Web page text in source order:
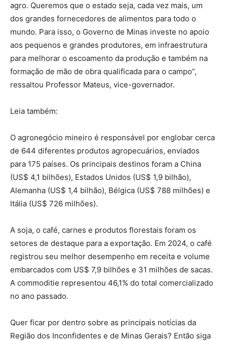
agro. Queremos que o estado seja, cada vez mais, um
dos grandes fornecedores de alimentos para todo o
mundo. Para isso, o Governo de Minas investe no apoio
aos pequenos e grandes produtores, em infraestrutura
para melhorar o escoamento da produção e também na
formação de mão de obra qualificada para o campo”,
ressaltou Professor Mateus, vice-governador.
Leia também:
O agronegócio mineiro é responsável por englobar cerca
de 644 diferentes produtos agropecuários, enviados
para 175 países. Os principais destinos foram a China
(US$ 4,1 bilhões), Estados Unidos (US$ 1,9 bilhão),
Alemanha (US$ 1,4 bilhão), Bélgica (US$ 788 milhões) e
Itália (US$ 726 milhões).
A soja, o café, carnes e produtos florestais foram os
setores de destaque para a exportação. Em 2024, o café
registrou seu melhor desempenho em receita e volume
embarcados com US$ 7,9 bilhões e 31 milhões de sacas.
A commoditie representou 46,1% do total comercializado
no ano passado.
Quer ficar por dentro sobre as principais notícias da
Região dos Inconfidentes e de Minas Gerais? Então siga